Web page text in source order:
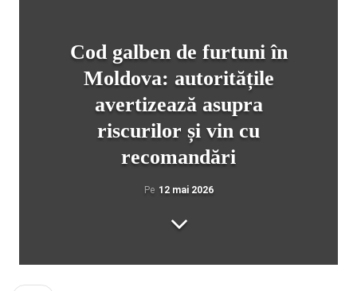
Cod galben de furtuni în
Moldova: autoritățile
avertizează asupra
riscurilor și vin cu
recomandări
Pe 12 mai 2026